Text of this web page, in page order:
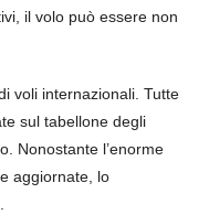
il volo può essere non
voli internazionali. Tutte
sul tabellone degli
Nonostante l’enorme
aggiornate, lo